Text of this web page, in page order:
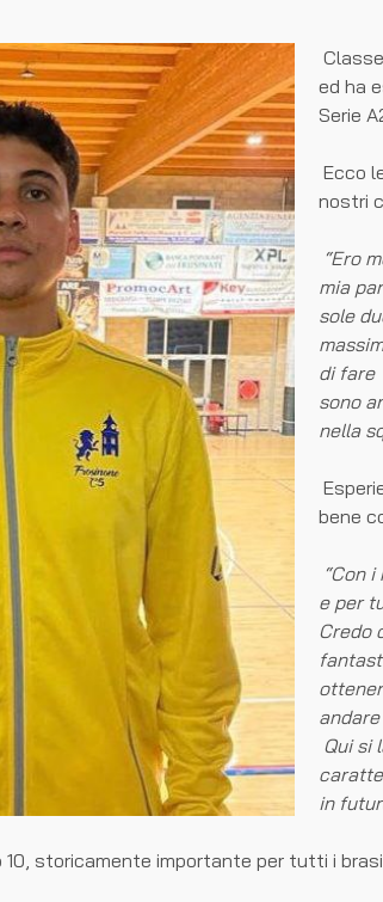
ed ha
Serie
Ecco
nostri
“Ero
mia
sole
di fare
sono
nella
bene
“Con
e per
Credo
Qui si
in
10, storicamente importante per tutti i